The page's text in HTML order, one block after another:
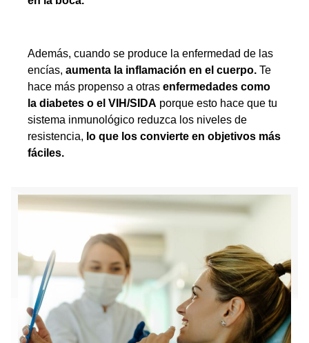
Además, cuando se produce la enfermedad de las
encías, aumenta la inflamación en el cuerpo. Te
hace más propenso a otras enfermedades como
la diabetes o el VIH/SIDA porque esto hace que tu
sistema inmunológico reduzca los niveles de
resistencia, lo que los convierte en objetivos más
fáciles.